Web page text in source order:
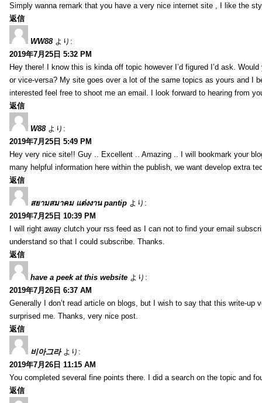
Simply wanna remark that you have a very nice internet site , I like the
返信
WW88 より:
2019年7月25日 5:32 PM
Hey there! I know this is kinda off topic however I’d figured I’d ask.
or vice-versa? My site goes over a lot of the same topics as yours and I
interested feel free to shoot me an email. I look forward to hearing from
返信
W88 より:
2019年7月25日 5:49 PM
Hey very nice site!! Guy .. Excellent .. Amazing .. I will bookmark your
many helpful information here within the publish, we want develop extra
返信
สยามสมาคม แต่งงาน pantip より:
2019年7月25日 10:39 PM
I will right away clutch your rss feed as I can not to find your email
understand so that I could subscribe. Thanks.
返信
have a peek at this website より:
2019年7月26日 6:37 AM
Generally I don’t read article on blogs, but I wish to say that this write-
surprised me. Thanks, very nice post.
返信
비아그라 より:
2019年7月26日 11:15 AM
You completed several fine points there. I did a search on the topic and
返信